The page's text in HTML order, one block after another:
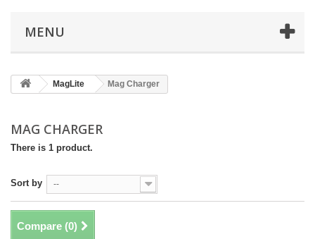
MENU
MagLite Mag Charger
MAG CHARGER
There is 1 product.
Sort by --
Compare (0)